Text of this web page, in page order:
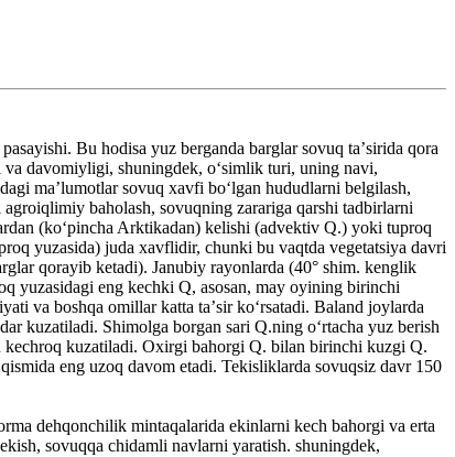
Bu hodisa yuz berganda barglar sovuq taʼsirida qora
va davomiyligi, shuningdek, oʻsimlik turi, uning navi,
maʼlumotlar sovuq xavfi boʻlgan hududlarni belgilash,
baholash, sovuqning zarariga qarshi tadbirlarni
(koʻpincha Arktikadan) kelishi (advektiv Q.) yoki tuproq
yuzasida) juda xavflidir, chunki bu vaqtda vegetatsiya davri
qorayib ketadi). Janubiy rayonlarda (40° shim. kenglik
yuzasidagi eng kechki Q, asosan, may oyining birinchi
va boshqa omillar katta taʼsir koʻrsatadi. Baland joylarda
kuzatiladi. Shimolga borgan sari Q.ning oʻrtacha yuz berish
kechroq kuzatiladi. Oxirgi bahorgi Q. bilan birinchi kuzgi Q.
eng uzoq davom etadi. Tekisliklarda sovuqsiz davr 150
dehqonchilik mintaqalarida ekinlarni kech bahorgi va erta
sovuqqa chidamli navlarni yaratish. shuningdek,